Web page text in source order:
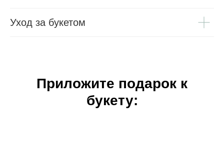
Уход за букетом
Приложите подарок к
букету: